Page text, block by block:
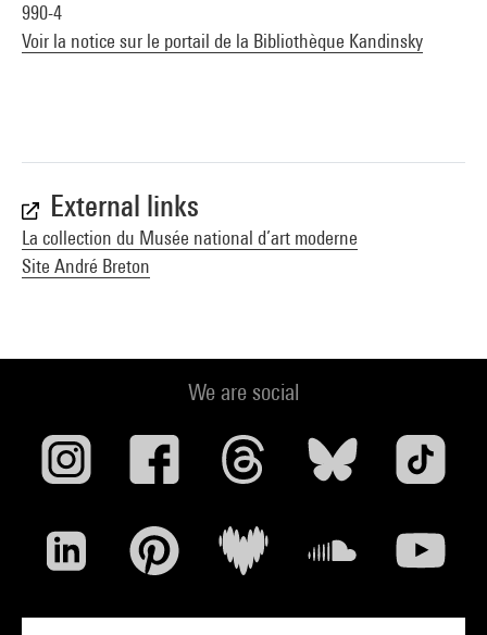
990-4
Voir la notice sur le portail de la Bibliothèque Kandinsky
External links
La collection du Musée national d’art moderne
Site André Breton
We are social